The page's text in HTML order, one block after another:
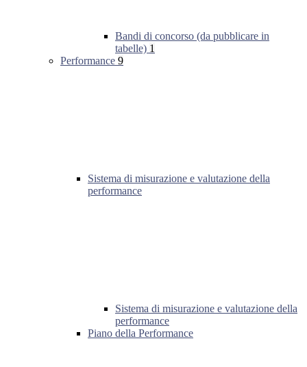
Bandi di concorso (da pubblicare in
tabelle) 1
Performance 9
Sistema di misurazione e valutazione della
performance
Sistema di misurazione e valutazione della
performance
Piano della Performance